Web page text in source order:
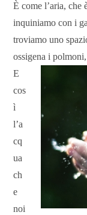
È come l’aria, che
inquiniamo con i
troviamo uno
ossigena i
E
cos
ì
l’a
cq
ua
ch
e
noi